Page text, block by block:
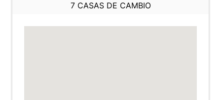
7 CASAS DE CAMBIO